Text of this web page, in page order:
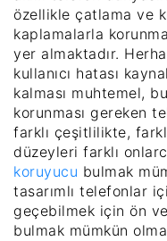
özellikle çatlama ve
kaplamalarla
yer almaktadır.
kullanıcı hatası
kalması muhtemel,
korunması gereken
farklı çeşitlilikte,
düzeyleri farklı
koruyucu bulmak
tasarımlı telefonlar
geçebilmek için ön
bulmak mümkün